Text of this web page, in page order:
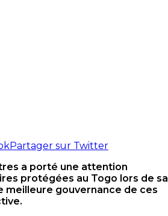
Partager sur Twitter
a porté une attention
protégées au Togo lors de sa
meilleure gouvernance de ces